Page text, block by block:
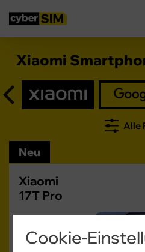
Xiaomi
Alle
Neu
Xiaomi
17T Pro
Cookie-